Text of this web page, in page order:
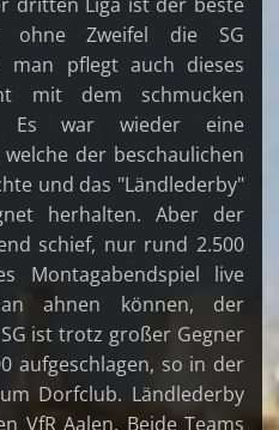
ohne Zweifel die SG
man pflegt auch dieses
mit dem schmucken
war wieder eine
der beschaulichen
und das "Ländlederby"
herhalten. Aber der
schief, nur rund 2.500
Montagabendspiel live
ahnen können, der
ist trotz großer Gegner
aufgeschlagen, so in der
Dorfclub. Ländlederby
VfR Aalen. Beide Teams